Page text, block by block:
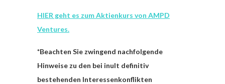
HIER geht es zum Aktienkurs von AMPD
Ventures.
*Beachten Sie zwingend nachfolgende
Hinweise zu den bei inult definitiv
bestehenden Interessenkonflikten